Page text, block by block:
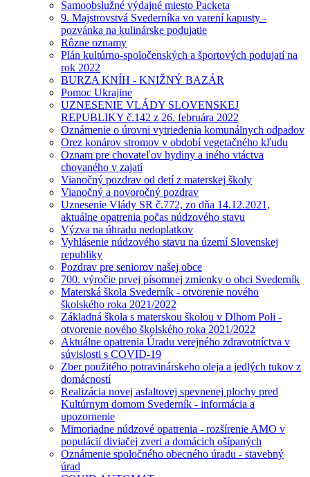
Samoobslužné výdajné miesto Packeta
9. Majstrovstvá Svederníka vo varení kapusty -
pozvánka na kulinárske podujatie
Rôzne oznamy
Plán kultúrno-spoločenských a športových podujatí na
rok 2022
BURZA KNÍH - KNIŽNÝ BAZÁR
Pomoc Ukrajine
UZNESENIE VLÁDY SLOVENSKEJ
REPUBLIKY č.142 z 26. februára 2022
Oznámenie o úrovni vytriedenia komunálnych odpadov
Orez konárov stromov v období vegetačného kľudu
Oznam pre chovateľov hydiny a iného vtáctva
chovaného v zajatí
Vianočný pozdrav od detí z materskej školy
Vianočný a novoročný pozdrav
Uznesenie Vlády SR č.772, zo dňa 14.12.2021,
aktuálne opatrenia počas núdzového stavu
Výzva na úhradu nedoplatkov
Vyhlásenie núdzového stavu na území Slovenskej
republiky
Pozdrav pre seniorov našej obce
700. výročie prvej písomnej zmienky o obci Svederník
Materská škola Svederník - otvorenie nového
školského roka 2021/2022
Základná škola s materskou školou v Dlhom Poli -
otvorenie nového školského roka 2021/2022
Aktuálne opatrenia Úradu verejného zdravotníctva v
súvislosti s COVID-19
Zber použitého potravinárskeho oleja a jedlých tukov z
domácností
Realizácia novej asfaltovej spevnenej plochy pred
Kultúrnym domom Svederník - informácia a
upozornenie
Mimoriadne núdzové opatrenia - rozšírenie AMO v
populácií diviačej zveri a domácich ošípaných
Oznámenie spoločného obecného úradu - stavebný
úrad